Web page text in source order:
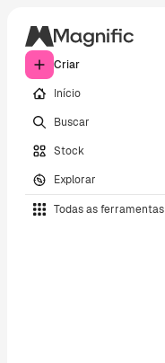
Criar
Início
Buscar
Stock
Explorar
Todas as ferramentas